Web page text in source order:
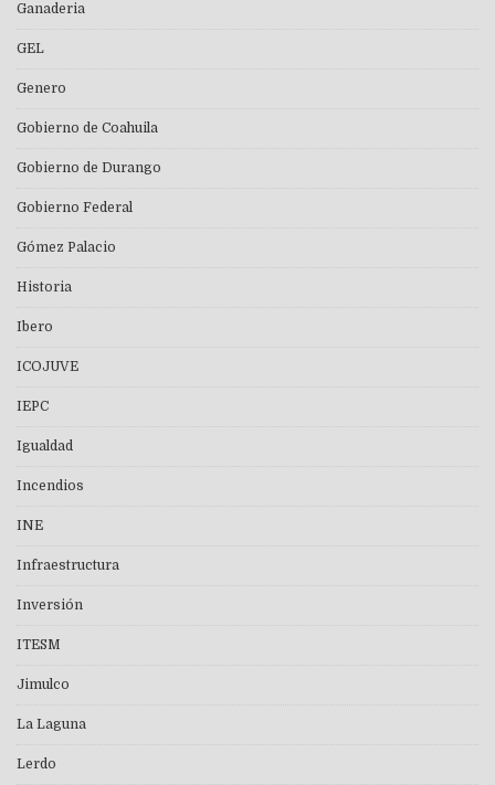
Ganaderia
GEL
Genero
Gobierno de Coahuila
Gobierno de Durango
Gobierno Federal
Gómez Palacio
Historia
Ibero
ICOJUVE
IEPC
Igualdad
Incendios
INE
Infraestructura
Inversión
ITESM
Jimulco
La Laguna
Lerdo